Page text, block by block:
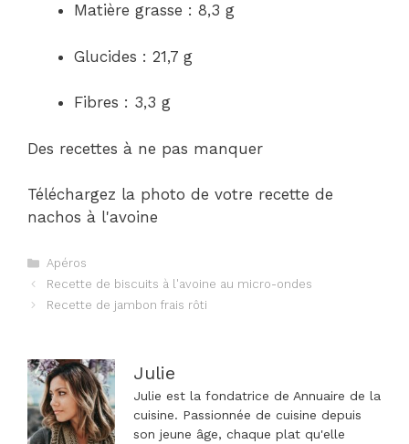
Matière grasse : 8,3 g
Glucides : 21,7 g
Fibres : 3,3 g
Des recettes à ne pas manquer
Téléchargez la photo de votre recette de
nachos à l'avoine
Catégories
Apéros
Navigation
des
Recette de biscuits à l'avoine au micro-ondes
Recette de jambon frais rôti
Julie
Julie est la fondatrice de Annuaire de la
cuisine. Passionnée de cuisine depuis
son jeune âge, chaque plat qu'elle